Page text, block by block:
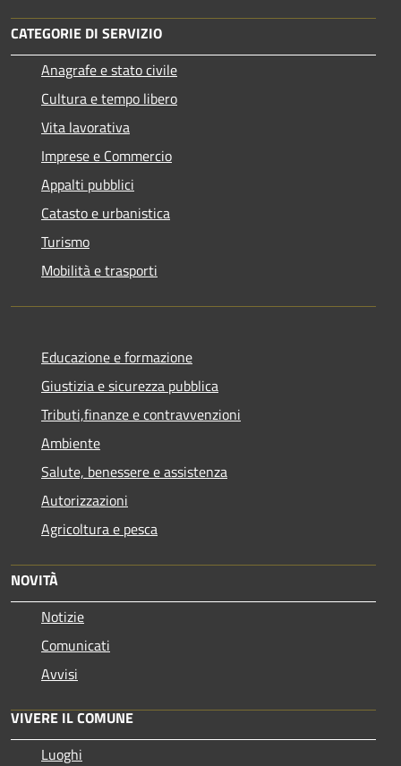
CATEGORIE DI SERVIZIO
Anagrafe e stato civile
Cultura e tempo libero
Vita lavorativa
Imprese e Commercio
Appalti pubblici
Catasto e urbanistica
Turismo
Mobilità e trasporti
Educazione e formazione
Giustizia e sicurezza pubblica
Tributi,finanze e contravvenzioni
Ambiente
Salute, benessere e assistenza
Autorizzazioni
Agricoltura e pesca
NOVITÀ
Notizie
Comunicati
Avvisi
VIVERE IL COMUNE
Luoghi